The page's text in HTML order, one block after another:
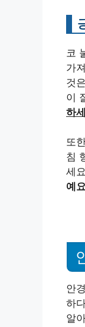
코
가
것
이
하
또
침
세
예
안
하
알